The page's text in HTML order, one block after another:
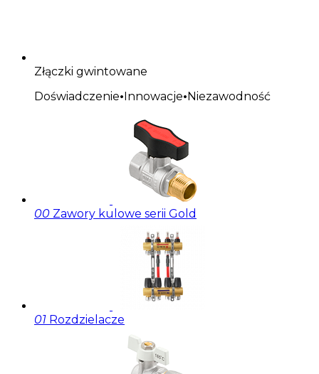
Złączki gwintowane
Doświadczenie•Innowacje•Niezawodność
00 Zawory kulowe serii Gold
01 Rozdzielacze